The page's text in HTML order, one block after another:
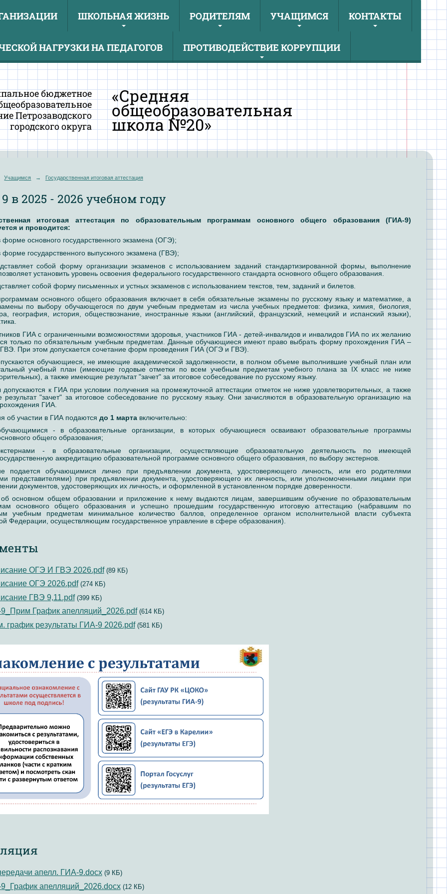
ШКОЛЬНАЯ ЖИЗНЬ РОДИТЕЛЯМ УЧАЩИМСЯ КОНТАКТЫ
НАГРУЗКИ НА ПЕДАГОГОВ ПРОТИВОДЕЙСТВИЕ КОРРУПЦИИ
бюджетное
Петрозаводского
городского округа
«Средняя
общеобразовательная
школа №20»
Учащимся → Государственная итоговая аттестация
в 2025 - 2026 учебном году
итоговая аттестация по образовательным программам основного общего образования (ГИА-9)
и проводится:
форме основного государственного экзамена (ОГЭ);
форме государственного выпускного экзамена (ГВЭ);
собой форму организации экзаменов с использованием заданий стандартизированной формы, выполнение
установить уровень освоения федерального государственного стандарта основного общего образования.
собой форму письменных и устных экзаменов с использованием текстов, тем, заданий и билетов.
основного общего образования включает в себя обязательные экзамены по русскому языку и математике, а
по выбору обучающегося по двум учебным предметам из числа учебных предметов: физика, химия, биология,
география, история, обществознание, иностранные языки (английский, французский, немецкий и испанский языки),
ГИА с ограниченными возможностями здоровья, участников ГИА - детей-инвалидов и инвалидов ГИА по их желанию
только по обязательным учебным предметам. Данные обучающиеся имеют право выбрать форму прохождения ГИА –
При этом допускается сочетание форм проведения ГИА (ОГЭ и ГВЭ).
обучающиеся, не имеющие академической задолженности, в полном объеме выполнившие учебный план или
учебный план (имеющие годовые отметки по всем учебным предметам учебного плана за IX класс не ниже
а также имеющие результат "зачет" за итоговое собеседование по русскому языку.
допускаются к ГИА при условии получения на промежуточной аттестации отметок не ниже удовлетворительных, а также
"зачет" за итоговое собеседование по русскому языку. Они зачисляются в образовательную организацию на
ГИА.
об участии в ГИА подаются до 1 марта включительно:
- в образовательные организации, в которых обучающиеся осваивают образовательные программы
общего образования;
- в образовательные организации, осуществляющие образовательную деятельность по имеющей
аккредитацию образовательной программе основного общего образования, по выбору экстернов.
подается обучающимися лично при предъявлении документа, удостоверяющего личность, или его родителями
представителями) при предъявлении документа, удостоверяющего их личность, или уполномоченными лицами при
документов, удостоверяющих их личность, и оформленной в установленном порядке доверенности.
об основном общем образовании и приложение к нему выдаются лицам, завершившим обучение по образовательным
основного общего образования и успешно прошедшим государственную итоговую аттестацию (набравшим по
учебным предметам минимальное количество баллов, определенное органом исполнительной власти субъекта
Федерации, осуществляющим государственное управление в сфере образования).
ОГЭ И ГВЭ 2026.pdf (89 КБ)
ОГЭ 2026.pdf (274 КБ)
ГВЭ 9,11.pdf (399 КБ)
График апелляций_2026.pdf (614 КБ)
график результаты ГИА-9 2026.pdf (581 КБ)
апелл. ГИА-9.docx (9 КБ)
апелляций_2026.docx (12 КБ)